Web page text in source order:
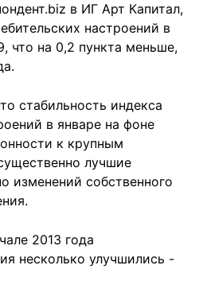
в ИГ Арт Капитал,
настроений в
что на 0,2 пункта меньше,
стабильность индекса
в январе на фоне
к крупным
лучшие
изменений собственного
2013 года
несколько улучшились -